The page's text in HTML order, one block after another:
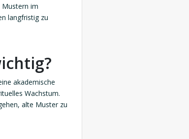
Mustern im
langfristig zu
akademische
Wachstum.
alte Muster zu